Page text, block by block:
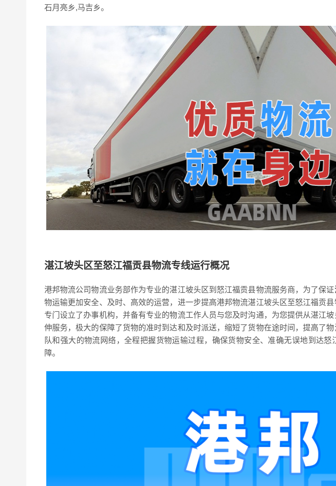
石月亮乡,马吉乡。
湛江坡头区至怒江福贡县物流专线运行概况
港邦物流公司物流业务部作为专业的湛江坡头区到怒江福贡县物流服务商，为了保证
物运输更加安全、及时、高效的运营，进一步提高港邦物流湛江坡头区至怒江福贡
专门设立了办事机构，并备有专业的物流工作人员与您及时沟通，为您提供从湛江
伸服务，极大的保障了货物的准时到达和及时派送，缩短了货物在途时间，提高了
队和强大的物流网络，全程把握货物运输过程，确保货物安全、准确无误地到达
障。